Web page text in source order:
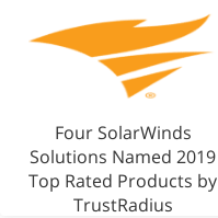
Four SolarWinds
Solutions Named 2019
Top Rated Products by
TrustRadius